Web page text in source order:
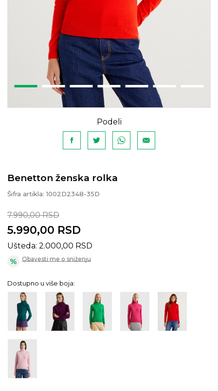
Podeli
Benetton ženska rolka
Šifra artikla:1002D2348-35D
7.990,00 RSD
5.990,00 RSD
Ušteda: 2.000,00 RSD
Obavesti me o sniženju
Dostupno u više boja: